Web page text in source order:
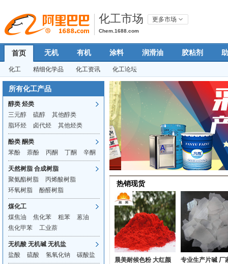
化工市场 更多市场
Chem.1688.com
首页 无机 有机 涂料 润滑油 胶粘剂
化工 精细化学品 化工资讯 化工论坛
所有化工产品
醇类 烃类
三元醇
硫醇
其他醇类
脂环烃
卤代烃 其他烃类
酚类 酮类
苯酚
萘酚 丙酮 丁酮 辛酮
天然树脂 合成树脂
聚氨酯树脂
丙烯酸树脂
环氧树脂
酚醛树脂
煤化工
煤焦油
焦化苯 粗苯
蒽油
焦化甲苯
工业萘
无机酸 无机碱 无机盐
盐酸
硫酸 氢氧化钠 碳酸盐
热销现货
晨美耐候色粉 大红颜
专业生产片碱 厂